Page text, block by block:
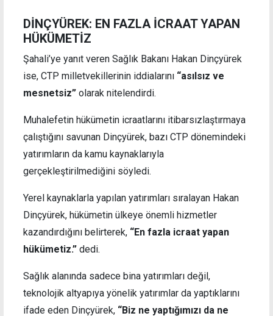
DİNÇYÜREK: EN FAZLA İCRAAT YAPAN
HÜKÜMETİZ
Şahali’ye yanıt veren Sağlık Bakanı Hakan Dinçyürek
ise, CTP milletvekillerinin iddialarını “asılsız ve
mesnetsiz” olarak nitelendirdi.
Muhalefetin hükümetin icraatlarını itibarsızlaştırmaya
çalıştığını savunan Dinçyürek, bazı CTP dönemindeki
yatırımların da kamu kaynaklarıyla
gerçekleştirilmediğini söyledi.
Yerel kaynaklarla yapılan yatırımları sıralayan Hakan
Dinçyürek, hükümetin ülkeye önemli hizmetler
kazandırdığını belirterek, “En fazla icraat yapan
hükümetiz.” dedi.
Sağlık alanında sadece bina yatırımları değil,
teknolojik altyapıya yönelik yatırımlar da yaptıklarını
ifade eden Dinçyürek, “Biz ne yaptığımızı da ne